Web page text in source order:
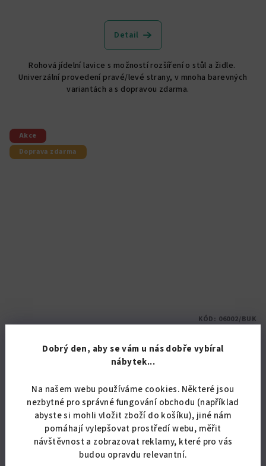
Dobrý den, aby se vám u nás dobře vybíral
nábytek...
Na našem webu používáme cookies. Některé jsou
nezbytné pro správné fungování obchodu (například
abyste si mohli vložit zboží do košíku), jiné nám
pomáhají vylepšovat prostředí webu, měřit
návštěvnost a zobrazovat reklamy, které pro vás
budou opravdu relevantní.
hodnocení
produktu
z
5
hvězdiček.
Detail
Rohová jídelní lavice s možností rozšíření o stůl a židle.
Univerzální provedení pravé/levé strany, v mnoha barevných
variantách a s dopravou zdarma.
Akce
Doprava zdarma
8 388,43 Kč bez DPH
Skladem(30 ks)
Průměrné
hodnocení
produktu
je
5,0
Detail
KÓD: 06002/BUK